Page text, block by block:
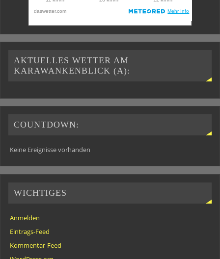
AKTUELLES WETTER AM
KARAWANKENBLICK (A):
COUNTDOWN:
Keine Ereignisse vorhanden
WICHTIGES
Anmelden
Eintrags-Feed
Kommentar-Feed